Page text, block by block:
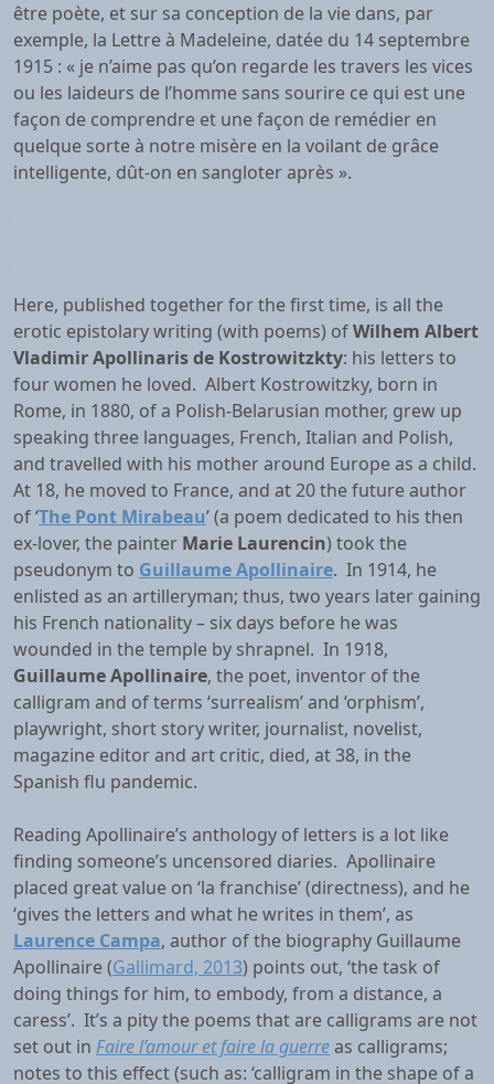
être poète, et sur sa conception de la vie dans, par
exemple, la Lettre à Madeleine, datée du 14 septembre
1915 : « je n’aime pas qu’on regarde les travers les vices
ou les laideurs de l’homme sans sourire ce qui est une
façon de comprendre et une façon de remédier en
quelque sorte à notre misère en la voilant de grâce
intelligente, dût-on en sangloter après ».
.
.
Here, published together for the first time, is all the
erotic epistolary writing (with poems) ofWilhem Albert
Vladimir Apollinaris de Kostrowitzkty: his letters to
four women he loved. Albert Kostrowitzky, born in
Rome, in 1880, of a Polish-Belarusian mother, grew up
speaking three languages, French, Italian and Polish,
and travelled with his mother around Europe as a child.
At 18, he moved to France, and at 20 the future author
of ‘The Pont Mirabeau’ (a poem dedicated to his then
ex-lover, the painter Marie Laurencin) took the
pseudonym to Guillaume Apollinaire. In 1914, he
enlisted as an artilleryman; thus, two years later gaining
his French nationality – six days before he was
wounded in the temple by shrapnel. In 1918,
Guillaume Apollinaire, the poet, inventor of the
calligram and of terms ‘surrealism’ and ‘orphism’,
playwright, short story writer, journalist, novelist,
magazine editor and art critic, died, at 38, in the
Spanish flu pandemic.
Reading Apollinaire’s anthology of letters is a lot like
finding someone’s uncensored diaries. Apollinaire
placed great value on ‘la franchise’ (directness), and he
‘gives the letters and what he writes in them’, as
Laurence Campa, author of the biography Guillaume
Apollinaire (Gallimard, 2013) points out, ‘the task of
doing things for him, to embody, from a distance, a
caress’. It’s a pity the poems that are calligrams are not
set out in Faire l’amour et faire la guerreas calligrams;
notes to this effect (such as: ‘calligram in the shape of a